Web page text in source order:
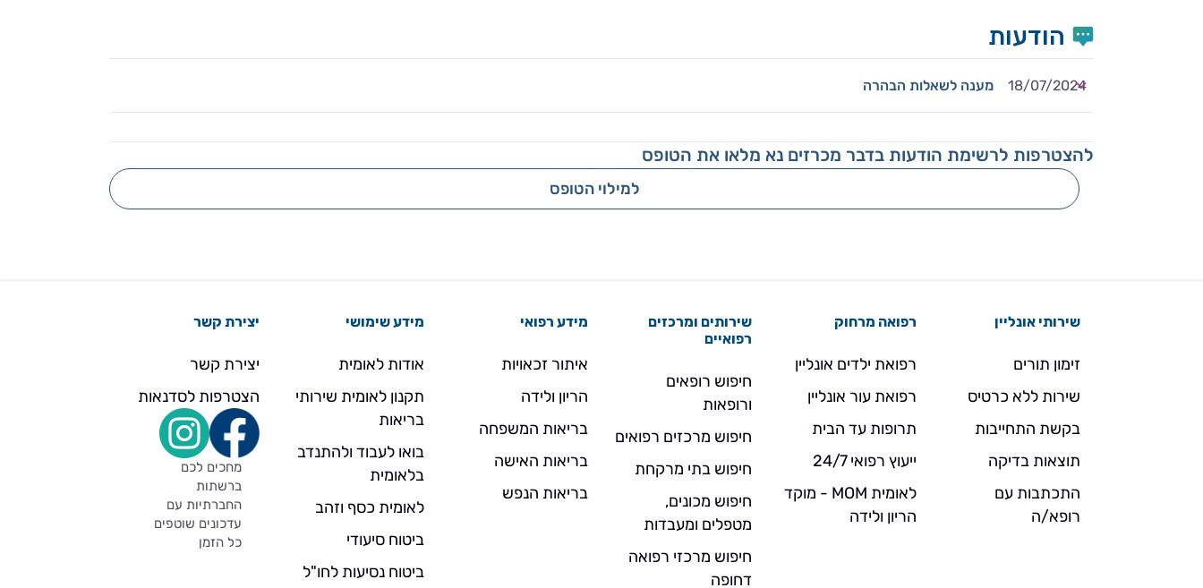
הודעות
18/07/2024 מענה לשאלות הבהרה
להצטרפות לרשימת הודעות בדבר מכרזים נא מלאו את הטופס
למילוי הטופס
שירותי אונליין
זימון תורים
שירות ללא כרטיס
בקשת התחייבות
תוצאות בדיקה
התכתבות עם
רופא/ה
רפואה מרחוק
רפואת ילדים אונליין
רפואת עור אונליין
תרופות עד הבית
ייעוץ רפואי 24/7
לאומית MOM - מוקד
הריון ולידה
שירותים ומרכזים
רפואיים
חיפוש רופאים
ורופאות
חיפוש מרכזים רפואים
חיפוש בתי מרקחת
חיפוש מכונים,
מטפלים ומעבדות
חיפוש מרכזי רפואה
דחופה
מידע רפואי
איתור זכאויות
הריון ולידה
בריאות המשפחה
בריאות האישה
בריאות הנפש
מידע שימושי
אודות לאומית
תקנון לאומית שירותי
בריאות
בואו לעבוד ולהתנדב
בלאומית
לאומית כסף וזהב
ביטוח סיעודי
ביטוח נסיעות לחו"ל
יצירת קשר
יצירת קשר
הצטרפות לסדנאות
מחכים לכם
ברשתות
החברתיות עם
עדכונים שוטפים
כל הזמן